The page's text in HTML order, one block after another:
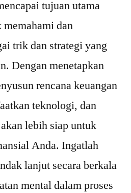
tujuan utama
dan
trik dan strategi yang
Dengan menetapkan
rencana keuangan
teknologi, dan
lebih siap untuk
Anda. Ingatlah
lanjut secara berkala
mental dalam proses